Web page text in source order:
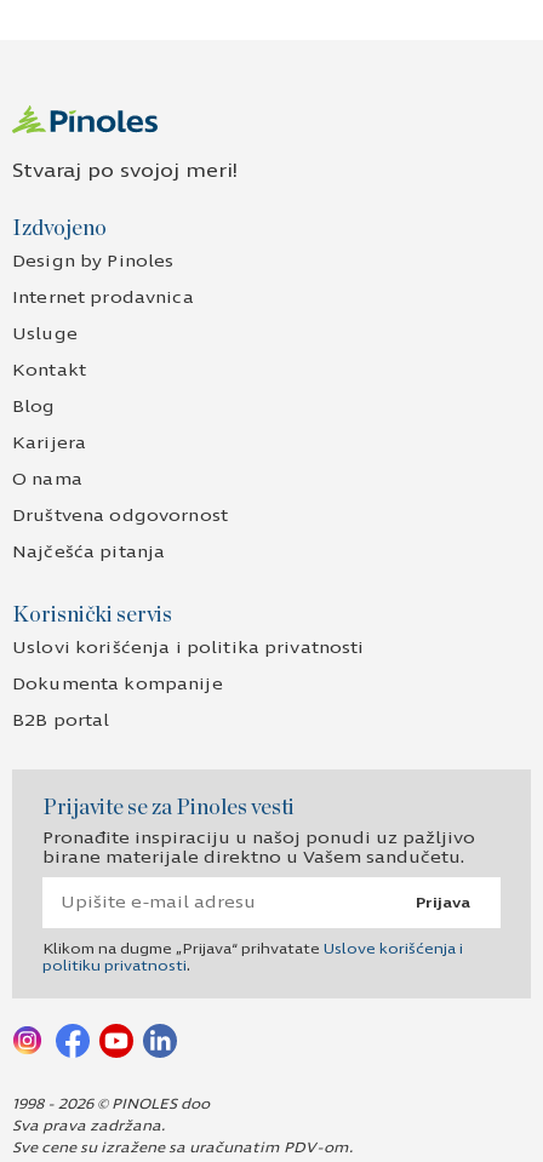
Stvaraj po svojoj meri!
Izdvojeno
Design by Pinoles
Internet prodavnica
Usluge
Kontakt
Blog
Karijera
O nama
Društvena odgovornost
Najčešća pitanja
Korisnički servis
Uslovi korišćenja i politika privatnosti
Dokumenta kompanije
B2B portal
Prijavite se za Pinoles vesti
Pronađite inspiraciju u našoj ponudi uz pažljivo
birane materijale direktno u Vašem sandučetu.
Prijava
Klikom na dugme „Prijava“ prihvatate Uslove korišćenja i
politiku privatnosti.
1998 - 2026 © PINOLES doo
Sva prava zadržana.
Sve cene su izražene sa uračunatim PDV-om.